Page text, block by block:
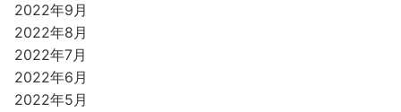
2022年9月
2022年8月
2022年7月
2022年6月
2022年5月